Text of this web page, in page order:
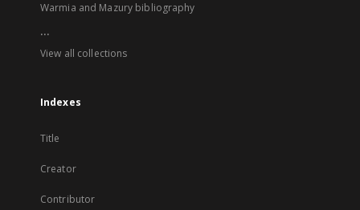
Warmia and Mazury bibliography
...
View all collections
Indexes
Title
Creator
Contributor